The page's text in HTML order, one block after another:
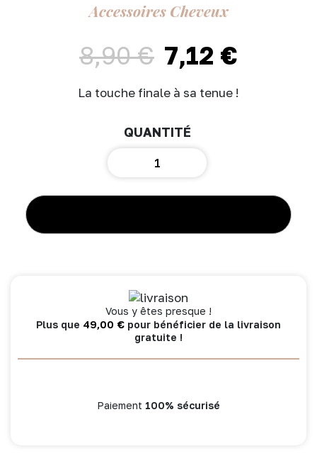
Accessoires Cheveux
8,90€
Le
prix
initial
était :
7,12 €
est :
La touche finale à sa tenue !
élastiqué
cœurs
Vous y êtes presque !
Plus que 49,00 € pour bénéficier de la livraison
gratuite !
Paiement 100% sécurisé